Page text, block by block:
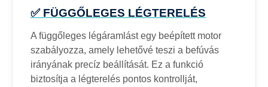
✅ FÜGGŐLEGES LÉGTERELÉS
A függőleges légáramlást egy beépített motor
szabályozza, amely lehetővé teszi a befúvás
irányának precíz beállítását. Ez a funkció
biztosítja a légterelés pontos kontrollját,